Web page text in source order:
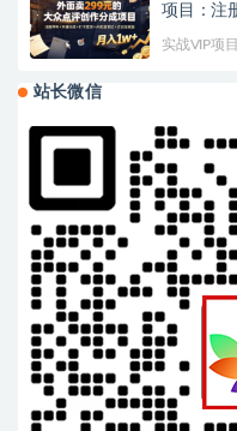
项目：注
实战VIP项目
站长微信